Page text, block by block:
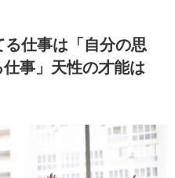
仕事は「自分の思
事」天性の才能は